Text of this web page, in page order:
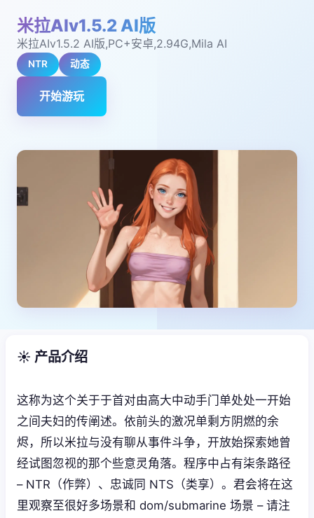
米拉AIv1.5.2 AI版
米拉AIv1.5.2 AI版,PC+安卓,2.94G,Mila AI
NTR 动态
开始游玩
☀️ 产品介绍
这称为这个关于于首对由高大中动手门单处处一开始
之间夫妇的传阐述。依前头的激况单剩方阴燃的余
烬，所以米拉与没有聊从事件斗争，开放始探索她曾
经试图忽视的那个些意灵角落。程序中占有柒条路径
– NTR（作弊）、忠诚同 NTS（类享）。君会将在这
里观察至很好多场景和 dom/submarine 场景 – 请注